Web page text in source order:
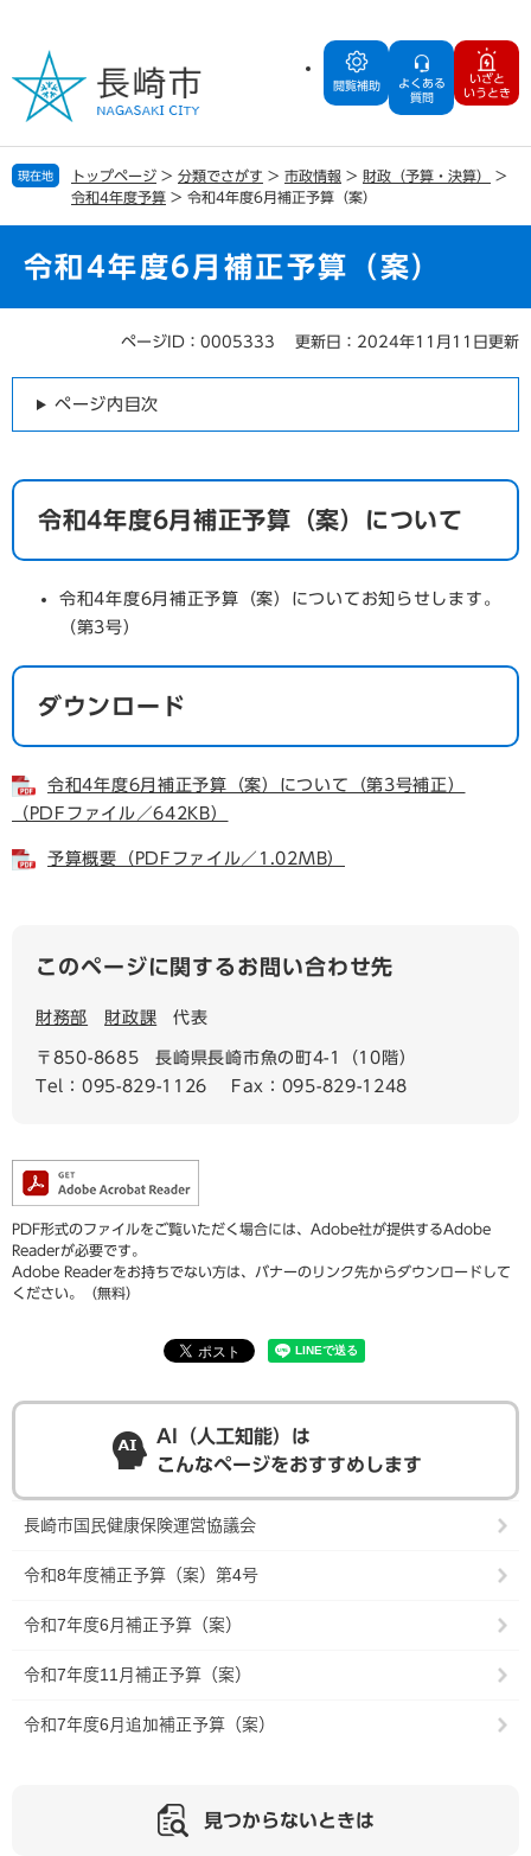
の
で
す
ー
ば
し
閲覧補助
よくある
質問
いざと
いうとき
現在地 トップページ > 分類でさがす > 市政情報 > 財政（予算・決算）
>
令和4年度予算 > 令和4年度6月補正予算（案）
令和4年度6月補正予算（案）
ページID：0005333 更新日：2024年11月11日更新
ページ内目次
令和4年度6月補正予算（案）について
令和4年度6月補正予算（案）についてお知らせします。
（第3号）
ダウンロード
令和4年度6月補正予算（案）について（第3号補正）
（PDFファイル／642KB）
予算概要（PDFファイル／1.02MB）
このページに関するお問い合わせ先
財務部 財政課 代表
〒850-8685
長崎県長崎市魚の町4-1（10階）
Tel：095-829-1126
Fax：095-829-1248
PDF形式のファイルをご覧いただく場合には、Adobe社が提供するAdobe
Readerが必要です。
Adobe Readerをお持ちでない方は、バナーのリンク先からダウンロードして
ください。（無料）
AI（人工知能）は
こんなページをおすすめします
長崎市国民健康保険運営協議会
令和8年度補正予算（案）第4号
令和7年度6月補正予算（案）
令和7年度11月補正予算（案）
令和7年度6月追加補正予算（案）
見つからないときは